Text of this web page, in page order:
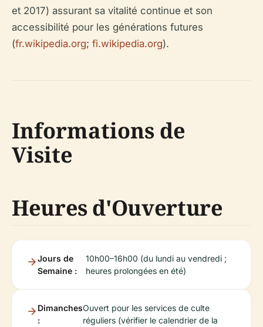
et 2017) assurant sa vitalité continue et son
accessibilité pour les générations futures
(fr.wikipedia.org; fi.wikipedia.org).
Informations de
Visite
Heures d'Ouverture
Jours de
Semaine :
10h00–16h00 (du lundi au vendredi ;
heures prolongées en été)
Dimanches
:
Ouvert pour les services de culte
réguliers (vérifier le calendrier de la